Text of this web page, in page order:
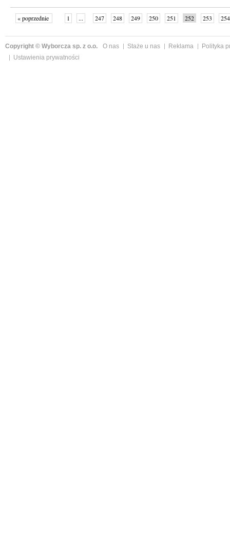
« poprzednie 1 ... 247 248 249 250 251 252 253
254
Copyright © Wyborcza sp. z o.o. O nas Staże u nas Reklama
Polityka
Ustawienia prywatności